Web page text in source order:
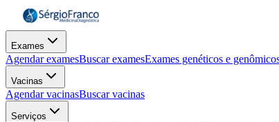
Exames
Agendar examesBuscar examesExames genéticos e
Vacinas
Agendar vacinasBuscar vacinas
Serviços